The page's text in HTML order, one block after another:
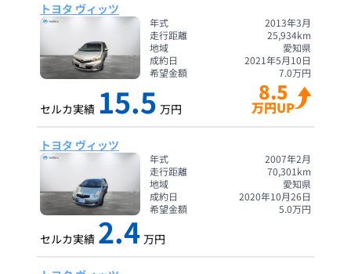
トヨタ ヴィッツ
年式
2013年3月
走行距離
25,934km
地域
愛知県
成約日
2021年5月10日
希望金額
7.0万円
セルカ実績 15.5 万円
8.5
万円UP
トヨタ ヴィッツ
年式
2007年2月
走行距離
70,301 km
地域
愛知県
成約日
2020年10月26日
希望金額
5.0万円
セルカ実績 2.4 万円